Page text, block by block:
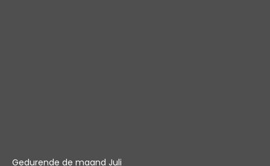
Gedurende de maand Juli